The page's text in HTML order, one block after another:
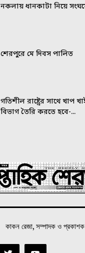
নকলায় ধানকাটা নিয়ে
শেরপুরে মে দিবস পালিত
গতিশীল রাষ্ট্রের সাথে খাপ
বিভাগ তৈরি করতে হবে-...
কাকন রেজা, সম্পাদক ও প্রকাশক